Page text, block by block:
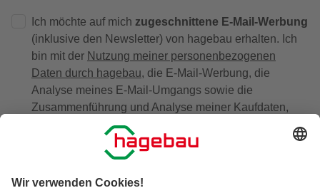
Ich möchte auf mich zugeschnittene E-Mail-Werbung
(inklusive den Newsletter) von hagebau erhalten. Ich
bin mit der Nutzung meiner personenbezogenen
Daten durch hagebau, die E-Mail-Werbung, die
Analyse meines E-Mail-Umgangs sowie die
Zusammenführung und Analyse meiner Kaufdaten,
Coupons und Kartenvorteile umfasst, einverstanden.
Mein Einverständnis kann ich jederzeit widerrufen.
Nach Bestätigung meines Einverständnisses erhalte
ich einen
10 € Willkommensgutschein